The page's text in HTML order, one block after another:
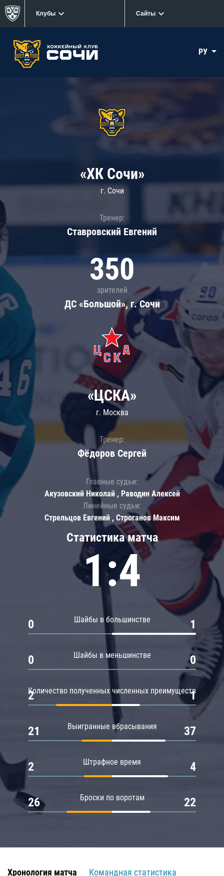
Клубы Сайты
РУ
«ХК Сочи»
г. Сочи
Тренер:
Ставровский Евгений
350
зрителей
ДС «Большой», г. Сочи
Статистика матча
1:4
Шайбы в большинстве
0 1
Шайбы в меньшинстве
0 0
Количество полученных численных преимуществ
2 1
Выигранные вбрасывания
21 37
Штрафное время
2 4
Броски по воротам
26 22
«ЦСКА»
г. Москва
Тренер:
Фёдоров Сергей
Главные судьи:
Акузовский Николай , Раводин Алексей
Линейные судьи:
Стрельцов Евгений , Строганов Максим
Хронология матча
Командная статистика